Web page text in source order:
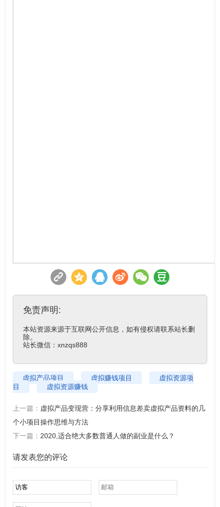
免责声明:
本站资源来源于互联网公开信息，如有侵权请联系站长删
除。
站长微信：xnzqs888
虚拟产品项目 虚拟赚钱项目
虚拟资源项
目
虚拟资源赚钱
上一篇： 虚拟产品变现营：分享利用信息差卖虚拟产品资料的几
个小项目操作思维与方法
下一篇： 2020,适合绝大多数普通人做的副业是什么？
请发表您的评论